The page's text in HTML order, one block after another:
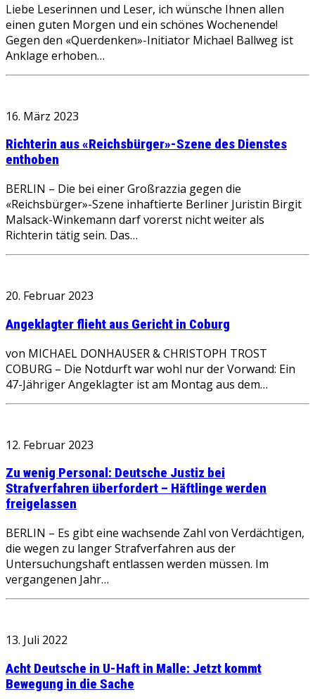
Liebe Leserinnen und Leser, ich wünsche Ihnen allen
einen guten Morgen und ein schönes Wochenende!
Gegen den «Querdenken»-Initiator Michael Ballweg ist
Anklage erhoben…
16. März 2023
Richterin aus «Reichsbürger»-Szene des Dienstes
enthoben
BERLIN – Die bei einer Großrazzia gegen die
«Reichsbürger»-Szene inhaftierte Berliner Juristin Birgit
Malsack-Winkemann darf vorerst nicht weiter als
Richterin tätig sein. Das…
20. Februar 2023
Angeklagter flieht aus Gericht in Coburg
von MICHAEL DONHAUSER & CHRISTOPH TROST
COBURG – Die Notdurft war wohl nur der Vorwand: Ein
47-Jähriger Angeklagter ist am Montag aus dem…
12. Februar 2023
Zu wenig Personal: Deutsche Justiz bei
Strafverfahren überfordert – Häftlinge werden
freigelassen
BERLIN – Es gibt eine wachsende Zahl von Verdächtigen,
die wegen zu langer Strafverfahren aus der
Untersuchungshaft entlassen werden müssen. Im
vergangenen Jahr…
13. Juli 2022
Acht Deutsche in U-Haft in Malle: Jetzt kommt
Bewegung in die Sache